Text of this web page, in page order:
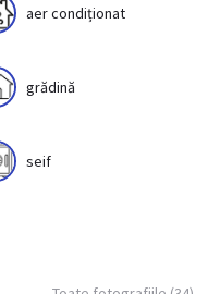
aer condiționat
grădină
seif